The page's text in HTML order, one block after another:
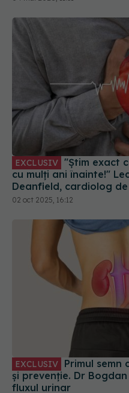
EXCLUSIV "Știm exact ce provoacă infarct și AVC
cu mulți ani înainte!"
Deanfield, cardiolog de
02 oct 2025, 16:12
EXCLUSIV
și prevenție. Dr
fluxul urinar